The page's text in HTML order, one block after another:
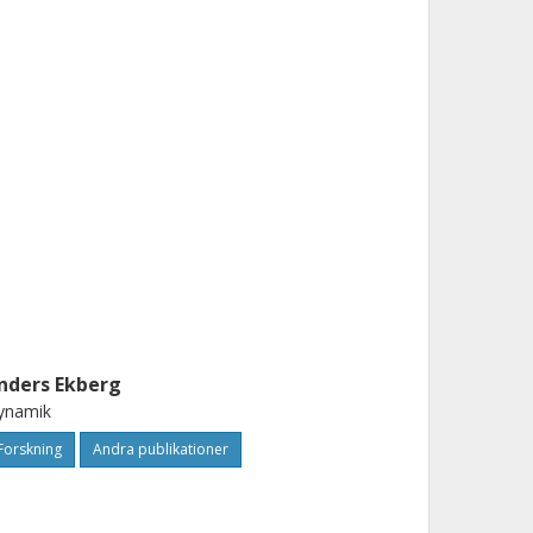
Ekberg
Andra publikationer